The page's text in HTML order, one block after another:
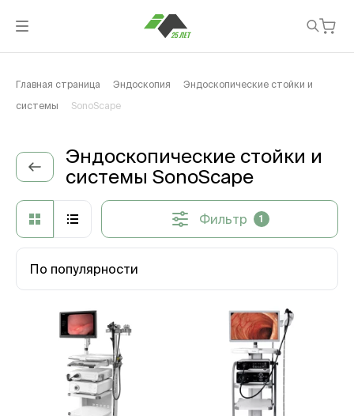
Главная страница Эндоскопия Эндоскопические стойки и
системы SonoScape
Эндоскопические стойки и
системы SonoScape
Фильтр 1
По популярности